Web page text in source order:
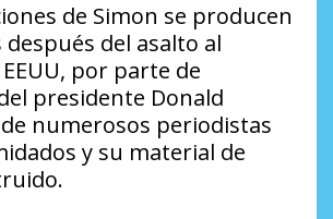
de Simon se producen
después del asalto al
por parte de
presidente Donald
numerosos periodistas
y su material de